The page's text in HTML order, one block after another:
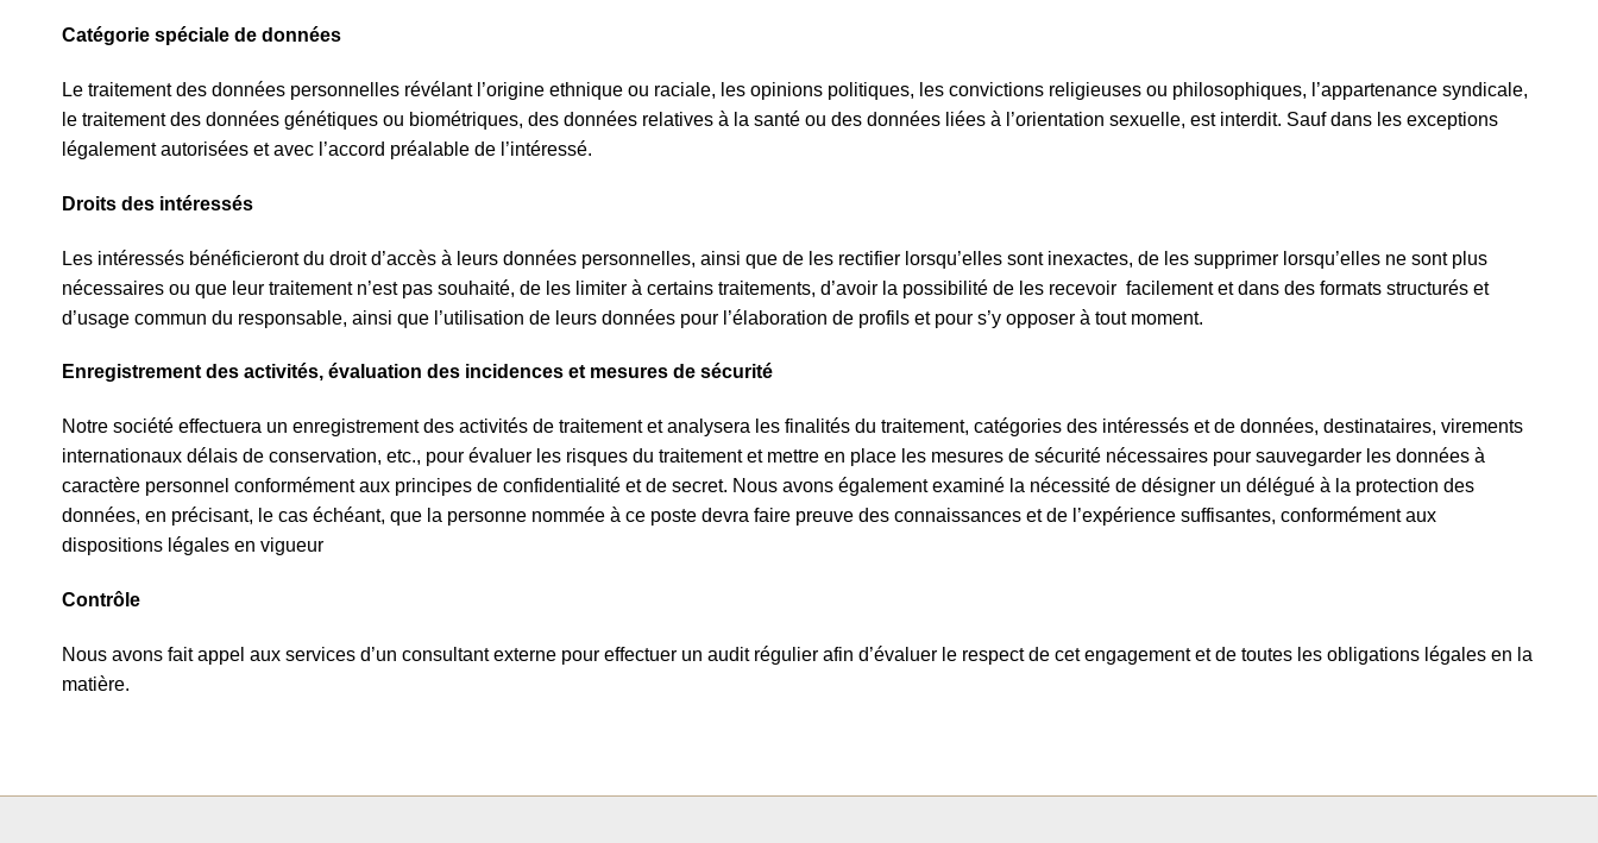
Catégorie spéciale de données
Le traitement des données personnelles révélant l’origine ethnique ou raciale, les opinions politiques, les convictions religieuses ou philosophiques, l’appartenance syndicale,
le traitement des données génétiques ou biométriques, des données relatives à la santé ou des données liées à l’orientation sexuelle, est interdit. Sauf dans les exceptions
légalement autorisées et avec l’accord préalable de l’intéressé.
Droits des intéressés
Les intéressés bénéficieront du droit d’accès à leurs données personnelles, ainsi que de les rectifier lorsqu’elles sont inexactes, de les supprimer lorsqu’elles ne sont plus
nécessaires ou que leur traitement n’est pas souhaité, de les limiter à certains traitements, d’avoir la possibilité de les recevoir facilement et dans des formats structurés et
d’usage commun du responsable, ainsi que l’utilisation de leurs données pour l’élaboration de profils et pour s’y opposer à tout moment.
Enregistrement des activités, évaluation des incidences et mesures de sécurité
Notre société effectuera un enregistrement des activités de traitement et analysera les finalités du traitement, catégories des intéressés et de données, destinataires, virements
internationaux délais de conservation, etc., pour évaluer les risques du traitement et mettre en place les mesures de sécurité nécessaires pour sauvegarder les données à
caractère personnel conformément aux principes de confidentialité et de secret. Nous avons également examiné la nécessité de désigner un délégué à la protection des
données, en précisant, le cas échéant, que la personne nommée à ce poste devra faire preuve des connaissances et de l’expérience suffisantes, conformément aux
dispositions légales en vigueur
Contrôle
Nous avons fait appel aux services d’un consultant externe pour effectuer un audit régulier afin d’évaluer le respect de cet engagement et de toutes les obligations légales en la
matière.